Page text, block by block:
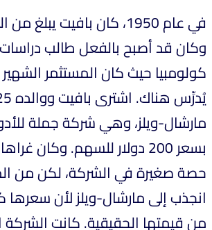
وكان قد أصبح بالفعل طالب
كولومبيا حيث كان المستثمر
مارشال-ويلز، وهي شركة جملة
بسعر 200 دولار للسهم. وكان
حصة صغيرة في الشركة، لكن من
انجذب إلى مارشال-ويلز لأن سعرها
من قيمتها الحقيقية. كانت